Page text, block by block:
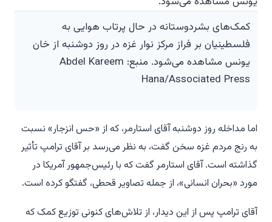
کمک‌های بشردوستانه در حال پرتاب هوایی به
فلسطینیان بر فراز مرکز نوار غزه در روز دوشنبه از خان
یونس مشاهده می‌شود. منبع: Abdel Kareem
Hana/Associated Press
اما مداخله روز دوشنبه آقای استارمر، که از «حس انزجار» نسبت
به رنج مردم غزه سخن گفت، به نظر می‌رسد بر آقای ترامپ تأثیر
گذاشته است. آقای استارمر گفت که با رئیس‌جمهور آمریکا در
مورد «بحران انسانی»، از جمله تصاویر قحطی، گفتگو کرده است.
آقای ترامپ پس از این دیدار، از تلاش‌های کنونی توزیع کمک که